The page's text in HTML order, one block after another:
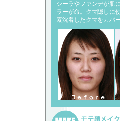
シーラやファンデが肌
ラーが命。クマ隠しに
素沈着したクマをカバ